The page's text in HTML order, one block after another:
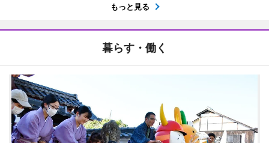
もっと見る
暮らす・働く